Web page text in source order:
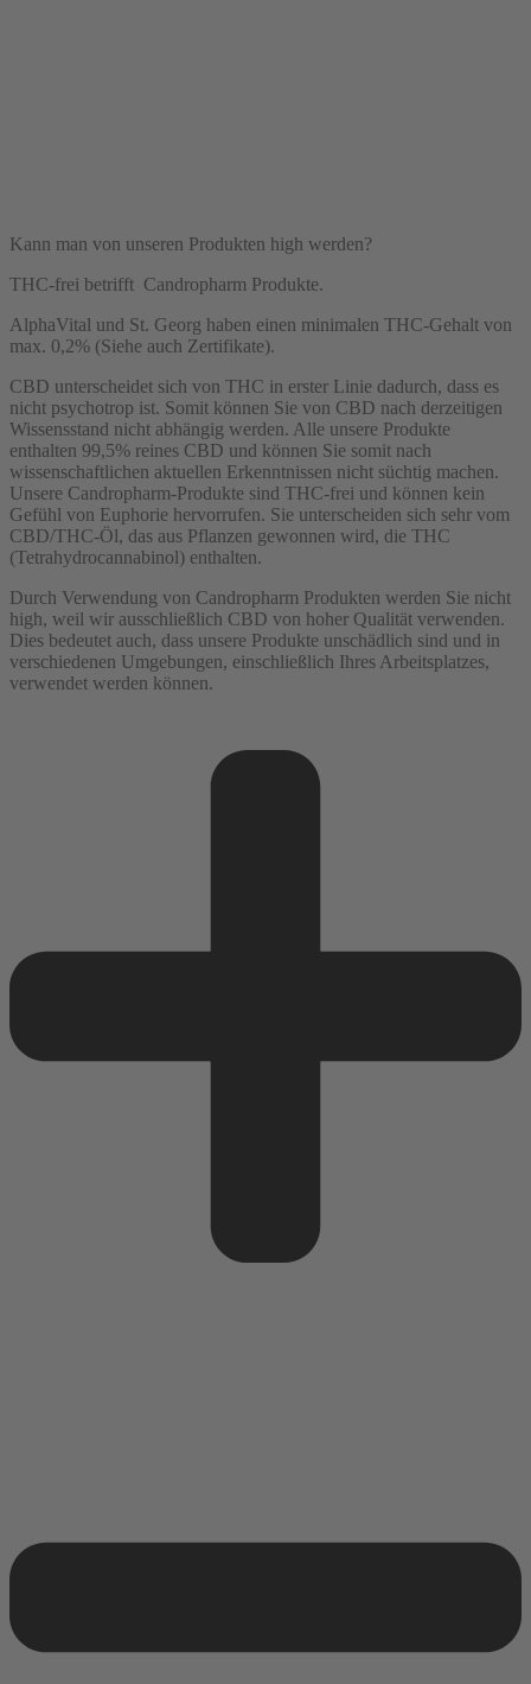
Kann man von unseren Produkten high werden?
THC-frei betrifft Candropharm Produkte.
AlphaVital und St. Georg haben einen minimalen THC-Gehalt von
max. 0,2% (Siehe auch Zertifikate).
CBD unterscheidet sich von THC in erster Linie dadurch, dass es
nicht psychotrop ist. Somit können Sie von CBD nach derzeitigen
Wissensstand nicht abhängig werden. Alle unsere Produkte
enthalten 99,5% reines CBD und können Sie somit nach
wissenschaftlichen aktuellen Erkenntnissen nicht süchtig machen.
Unsere Candropharm-Produkte sind THC-frei und können kein
Gefühl von Euphorie hervorrufen. Sie unterscheiden sich sehr vom
CBD/THC-Öl, das aus Pflanzen gewonnen wird, die THC
(Tetrahydrocannabinol) enthalten.
Durch Verwendung von Candropharm Produkten werden Sie nicht
high, weil wir ausschließlich CBD von hoher Qualität verwenden.
Dies bedeutet auch, dass unsere Produkte unschädlich sind und in
verschiedenen Umgebungen, einschließlich Ihres Arbeitsplatzes,
verwendet werden können.